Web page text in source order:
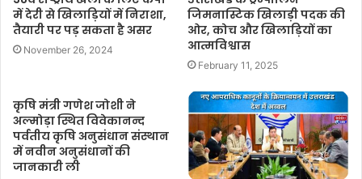
में देरी से खिलाड़ियों में निराशा,
तैयारी पर पड़ सकता है असर
November 26, 2024
जिमनास्टिक खिलाड़ी पदक की
ओर, कोच और खिलाड़ियों का
आत्मविश्वास
February 11, 2025
कृषि मंत्री गणेश जोशी ने
अल्मोड़ा स्थित विवेकानन्द
पर्वतीय कृषि अनुसंधान संस्थान
में नवीन अनुसंधानों की
जानकारी ली